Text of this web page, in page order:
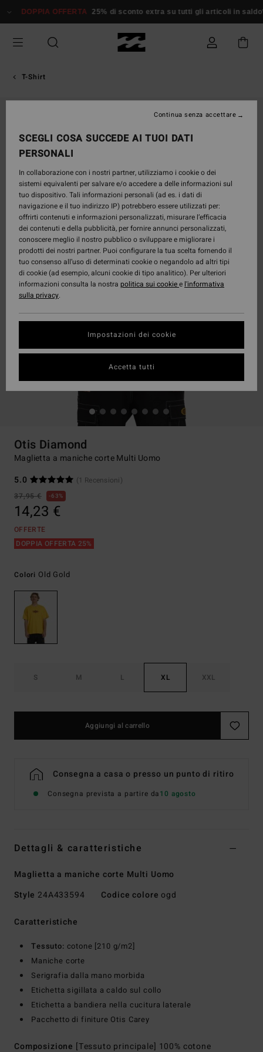
alle
prodotto
DOPPIA OFFERTA 25% di sconto extra su tutti gli articoli in
T-Shirt
Otis Diamond
Maglietta a maniche corte Multi Uomo
5.0
(1 Recensioni)
37,95 €
63%
14,23 €
OFFERTE
DOPPIA OFFERTA 25%
Colori Old Gold
S M L XL XXL
Aggiungi al carrello
Consegna a casa o presso un punto di ritiro
Consegna prevista a partire da10 agosto
Dettagli & caratteristiche
Maglietta a maniche corte Multi Uomo
Style 24A433594 Codice colore ogd
Caratteristiche
Tessuto: cotone [210 g/m2]
Maniche corte
Serigrafia dalla mano morbida
Etichetta sigillata a caldo sul collo
Etichetta a bandiera nella cucitura laterale
Pacchetto di finiture Otis Carey
Composizione [Tessuto principale] 100% cotone
SCEGLI COSA SUCCEDE AI TUOI DATI
PERSONALI
In collaborazione con i nostri partner, utilizziamo i cookie o dei
sistemi equivalenti per salvare e/o accedere a delle informazioni sul
tuo dispositivo. Tali informazioni personali (ad es. i dati di
navigazione e il tuo indirizzo IP) potrebbero essere utilizzati per:
offrirti contenuti e informazioni personalizzati, misurare l’efficacia
dei contenuti e della pubblicità, per fornire annunci personalizzati,
conoscere meglio il nostro pubblico o sviluppare e migliorare i
prodotti dei nostri partner. Puoi configurare la tua scelta fornendo il
tuo consenso all’uso di determinati cookie o negandolo ad altri tipi
di cookie (ad esempio, alcuni cookie di tipo analitico). Per ulteriori
informazioni consulta la nostra politica sui cookiee l'informativa
sulla privacy.
Impostazioni dei cookie
Continua senza accettare
Accetta tutti